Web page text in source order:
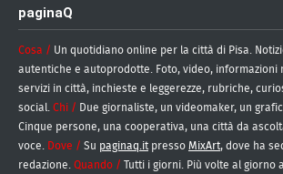
paginaQ
Cosa / Un quotidiano online per la città di Pisa.
autentiche e autoprodotte. Foto, video, informazioni
servizi in città, inchieste e leggerezze, rubriche,
social. Chi /
Due giornaliste, un videomaker, un
Cinque persone, una cooperativa, una città da
voce.
Dove / Su paginaq.it presso MixArt, dove ha
redazione. Quando /
Tutti i giorni. Più volte al giorno